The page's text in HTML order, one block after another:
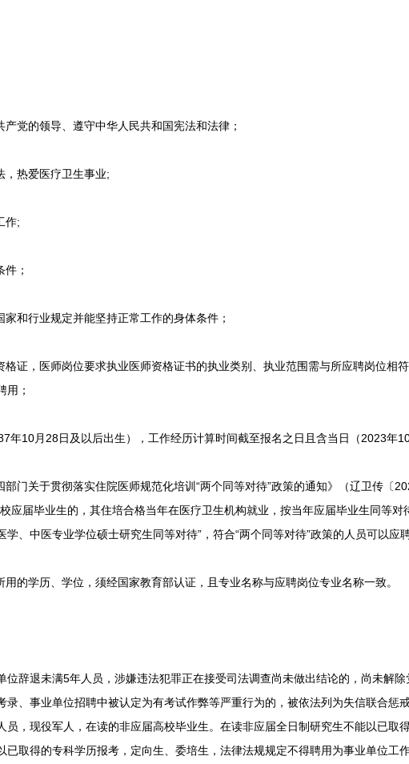
的领导、遵守中华人民共和国宪法和法律；
热爱医疗卫生事业;
作;
；
行业规定并能坚持正常工作的身体条件；
，医师岗位要求执业医师资格证书的执业类别、执业范围需与所应聘岗位相
用；
10月28日及以后出生），工作经历计算时间截至报名之日且含当日（2023年10
关于贯彻落实住院医师规范化培训“两个同等对待”政策的通知》（辽卫传〔
应届毕业生的，其住培合格当年在医疗卫生机构就业，按当年应届毕业生同等对
、中医专业学位硕士研究生同等对待”，符合“两个同等对待”政策的人员可以应
学历、学位，须经国家教育部认证，且专业名称与应聘岗位专业名称一致。
辞退未满5年人员，涉嫌违法犯罪正在接受司法调查尚未做出结论的，尚未解除
、事业单位招聘中被认定为有考试作弊等严重行为的，被依法列为失信联合惩
员，现役军人，在读的非应届高校毕业生。在读非应届全日制研究生不能以已取
取得的专科学历报考，定向生、委培生，法律法规规定不得聘用为事业单位工